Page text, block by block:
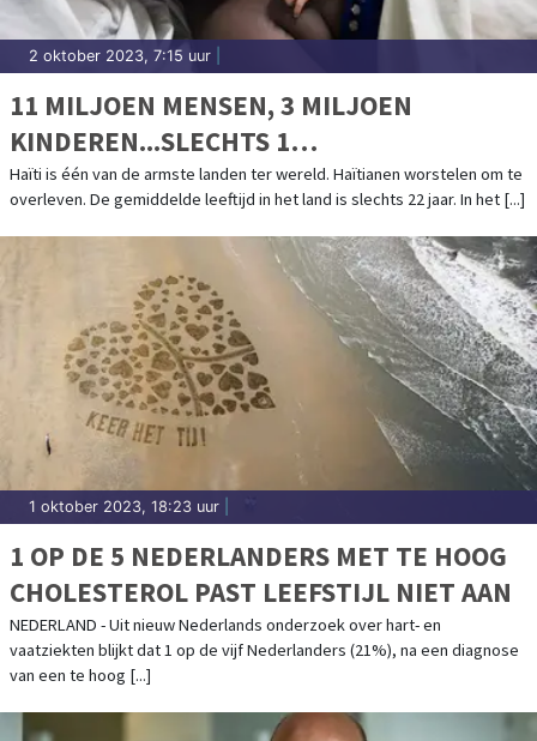
2 oktober 2023, 7:15 uur
11 MILJOEN MENSEN, 3 MILJOEN
KINDEREN...SLECHTS 1
KINDERZIEKENHUIS
Haïti is één van de armste landen ter wereld. Haïtianen worstelen om te
overleven. De gemiddelde leeftijd in het land is slechts 22 jaar. In het [...]
1 oktober 2023, 18:23 uur
1 OP DE 5 NEDERLANDERS MET TE HOOG
CHOLESTEROL PAST LEEFSTIJL NIET AAN
NEDERLAND - Uit nieuw Nederlands onderzoek over hart- en
vaatziekten blijkt dat 1 op de vijf Nederlanders (21%), na een diagnose
van een te hoog [...]